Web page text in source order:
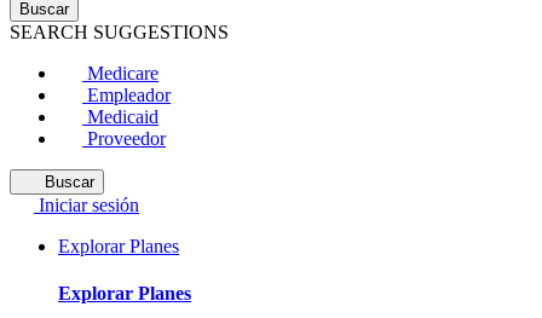
Buscar
SEARCH SUGGESTIONS
Medicare
Empleador
Medicaid
Proveedor
Buscar
Iniciar sesión
Explorar Planes
Explorar Planes